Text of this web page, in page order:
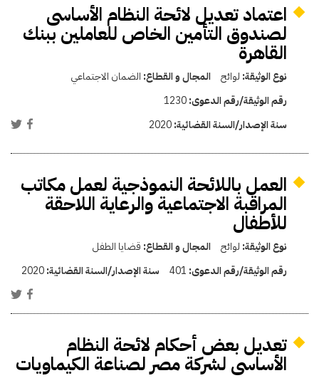
اعتماد تعديل لائحة النظام الأساسى
لصندوق التأمين الخاص للعاملين ببنك
القاهرة
نوع الوثيقة: لوائح المجال و القطاع: الضمان الاجتماعي
رقم الوثيقة/رقم الدعوى:1230
سنة الإصدار/السنة القضائية:2020
العمل باللائحة النموذجية لعمل مكاتب
المراقبة الاجتماعية والرعاية اللاحقة
للأطفال
نوع الوثيقة: لوائح المجال و القطاع: قضايا الطفل
رقم الوثيقة/رقم الدعوى: 401 سنة الإصدار/السنة القضائية:2020
تعديل بعض أحكام لائحة النظام
الأساسى لشركة مصر لصناعة الكيماويات